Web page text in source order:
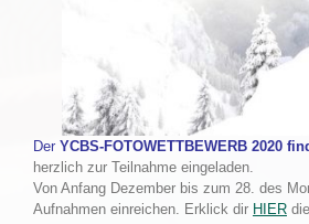
Der YCBS-FOTOWETTBEWERB 2020
herzlich zur Teilnahme eingeladen.
Von Anfang Dezember bis zum 28. des
Aufnahmen einreichen. Erklick dir HIER